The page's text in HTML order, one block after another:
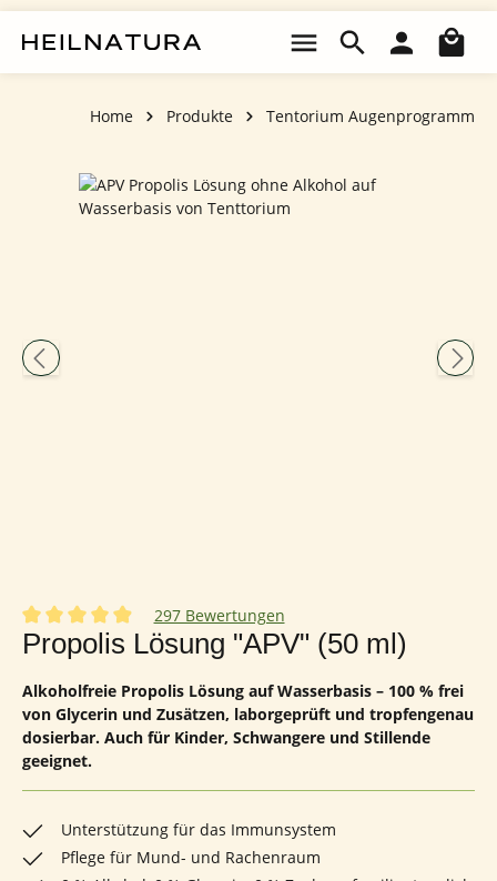
Home Produkte Tentorium Augenprogramm
Bildergalerie überspringen
Durchschnittliche Bewertung von 4.96 von 5 Sternen
297 Bewertungen
Propolis Lösung "APV" (50 ml)
Alkoholfreie Propolis Lösung auf Wasserbasis – 100 % frei
von Glycerin und Zusätzen, laborgeprüft und tropfengenau
dosierbar. Auch für Kinder, Schwangere und Stillende
geeignet.
Unterstützung für das Immunsystem
Pflege für Mund- und Rachenraum